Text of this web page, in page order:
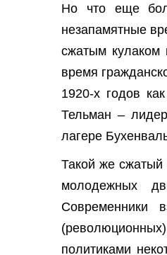
Но что еще
незапамятные
сжатым кулаком
время
1920-х годов
Тельман –
лагере
Такой же сжатый
молодежных
Современники
политиками